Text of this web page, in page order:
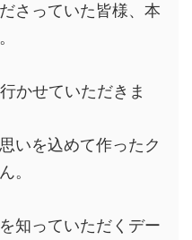
さっていた皆様、本
かせていただきま
いを込めて作ったク
。
知っていただくデー